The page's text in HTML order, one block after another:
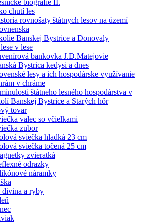
chutí les
rovnošaty štátnych lesov na území
Banskej Bystrice a Donovaly
v lese
bankovka J.D.Matejovie
Bystrica kedysi a dnes
lesy a ich hospodárske využívanie
v chráme
štátneho lesného hospodárstva v
Banskej Bystrice a Starých hôr
tovar
valec so včielkami
zubor
sviečka hladká 23 cm
sviečka točená 25 cm
zvieratká
odrazky
náramky
divina a ryby